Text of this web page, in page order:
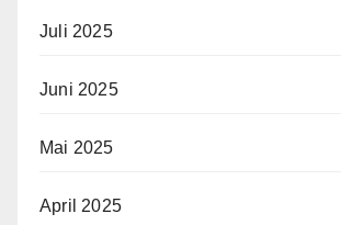
Juli 2025
Juni 2025
Mai 2025
April 2025